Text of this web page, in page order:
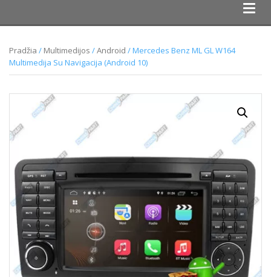
Pradžia / Multimedijos /Android / Mercedes Benz ML GL W164
Multimedija Su Navigacija (Android 10)